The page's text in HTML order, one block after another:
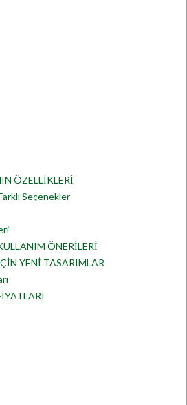
ÖZELLİKLERİ
Seçenekler
ÖNERİLERİ
YENİ TASARIMLAR